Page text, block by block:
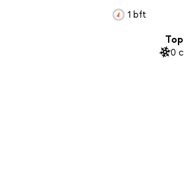
1 bft
0